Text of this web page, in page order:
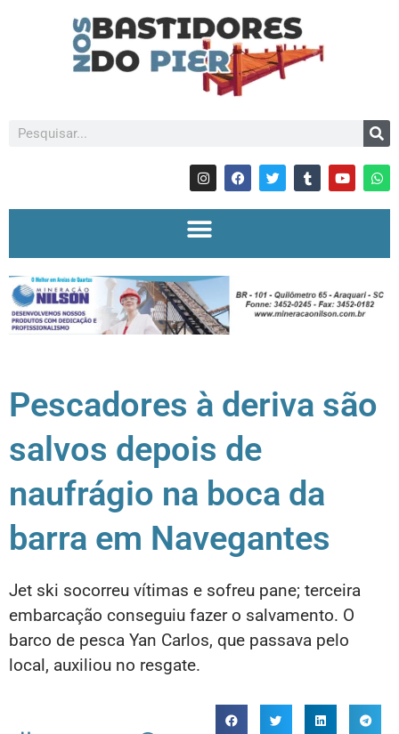
Pescadores à deriva são
salvos depois de
naufrágio na boca da
barra em Navegantes
Jet ski socorreu vítimas e sofreu pane; terceira
embarcação conseguiu fazer o salvamento. O
barco de pesca Yan Carlos, que passava pelo
local, auxiliou no resgate.